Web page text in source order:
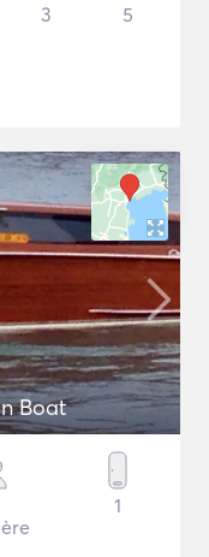
3 5
Boat
1